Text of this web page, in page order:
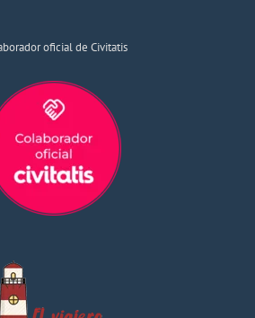
oficial de Civitatis